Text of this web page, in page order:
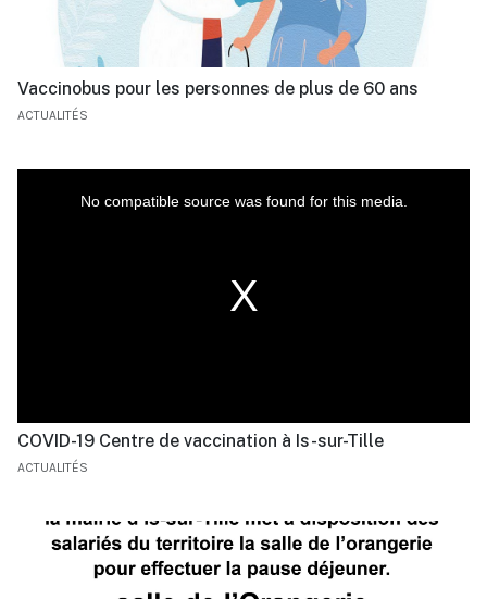
Vaccinobus pour les personnes de plus de 60 ans
ACTUALITÉS
No compatible source was found for this media.
COVID-19 Centre de vaccination à Is-sur-Tille
ACTUALITÉS